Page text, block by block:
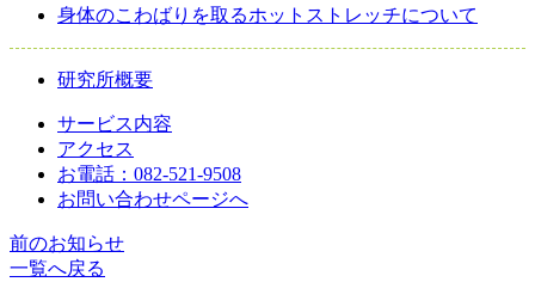
身体のこわばりを取るホットストレッチについて
研究所概要
サービス内容
アクセス
お電話：082-521-9508
お問い合わせページへ
前のお知らせ
一覧へ戻る